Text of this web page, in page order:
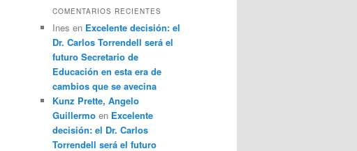
COMENTARIOS RECIENTES
Ines en Excelente decisión: el
Dr. Carlos Torrendell será el
futuro Secretario de
Educación en esta era de
cambios que se avecina
Kunz Prette, Angelo
Guillermo en Excelente
decisión: el Dr. Carlos
Torrendell será el futuro